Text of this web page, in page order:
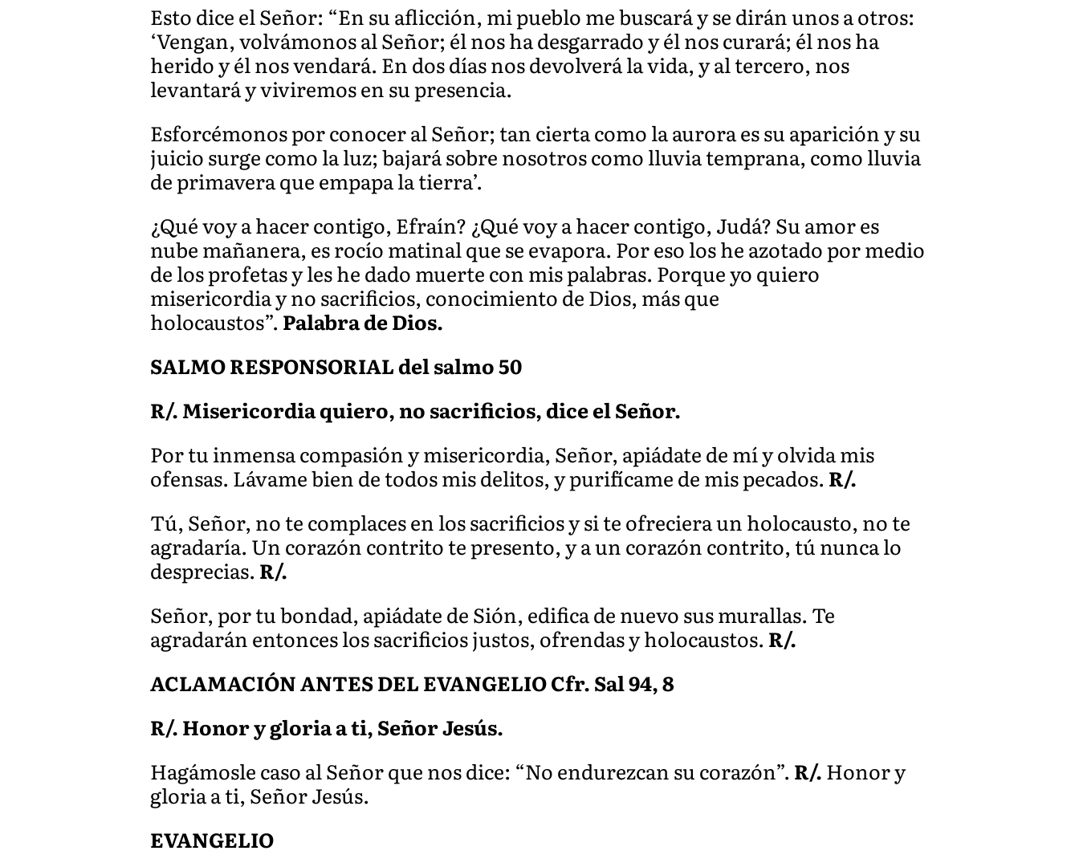
Esto dice el Señor: “En su aflicción, mi pueblo me buscará y se dirán unos a otros:
‘Vengan, volvámonos al Señor; él nos ha desgarrado y él nos curará; él nos ha
herido y él nos vendará. En dos días nos devolverá la vida, y al tercero, nos
levantará y viviremos en su presencia.
Esforcémonos por conocer al Señor; tan cierta como la aurora es su aparición y su
juicio surge como la luz; bajará sobre nosotros como lluvia temprana, como lluvia
de primavera que empapa la tierra’.
¿Qué voy a hacer contigo, Efraín? ¿Qué voy a hacer contigo, Judá? Su amor es
nube mañanera, es rocío matinal que se evapora. Por eso los he azotado por medio
de los profetas y les he dado muerte con mis palabras. Porque yo quiero
misericordia y no sacrificios, conocimiento de Dios, más que
holocaustos”. Palabra de Dios.
SALMO RESPONSORIAL del salmo 50
R/. Misericordia quiero, no sacrificios, dice el Señor.
Por tu inmensa compasión y misericordia, Señor, apiádate de mí y olvida mis
ofensas. Lávame bien de todos mis delitos, y purifícame de mis pecados. R/.
Tú, Señor, no te complaces en los sacrificios y si te ofreciera un holocausto, no te
agradaría. Un corazón contrito te presento, y a un corazón contrito, tú nunca lo
desprecias. R/.
Señor, por tu bondad, apiádate de Sión, edifica de nuevo sus murallas. Te
agradarán entonces los sacrificios justos, ofrendas y holocaustos. R/.
ACLAMACIÓN ANTES DEL EVANGELIO Cfr. Sal 94, 8
R/. Honor y gloria a ti, Señor Jesús.
Hagámosle caso al Señor que nos dice: “No endurezcan su corazón”. R/.Honor y
gloria a ti, Señor Jesús.
EVANGELIO